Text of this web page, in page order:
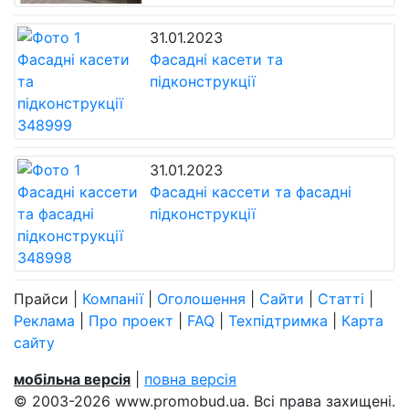
31.01.2023
Фасадні касети та
підконструкції
31.01.2023
Фасадні кассети та фасадні
підконструкції
Прайси Компанії| Оголошення Сайти Статті
Реклама
Про проект FAQ Техпідтримка
Карта
сайту
мобільна версія
повна версія
© 2003-2026 www.promobud.ua. Всі права захищені.